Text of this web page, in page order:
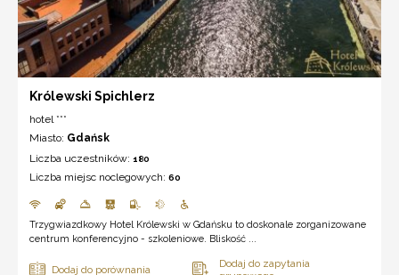
Królewski Spichlerz
hotel ***
Miasto: Gdańsk
Liczba uczestników: 180
Liczba miejsc noclegowych: 60
Trzygwiazdkowy Hotel Królewski w Gdańsku to doskonale zorganizowane
centrum konferencyjno - szkoleniowe. Bliskość ...